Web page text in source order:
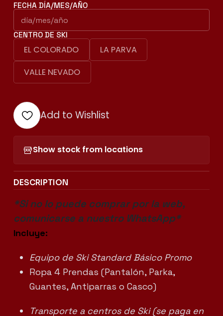
FECHA DÍA/MES/AÑO
CENTRO DE SKI
EL COLORADO
LA PARVA
VALLE NEVADO
Add to Wishlist
Show stock from locations
DESCRIPTION
*Si no lo puede comprar por la web,
comunicarse a nuestro WhatsApp*
Incluye:
Equipo de Ski StandardBásico Promo
Ropa 4 Prendas (Pantalón, Parka,
Guantes, Antiparras o Casco)
Transporte a centros de Ski (se paga en